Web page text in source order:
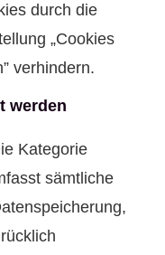
durch die
„Cookies
verhindern.
werden
Kategorie
sämtliche